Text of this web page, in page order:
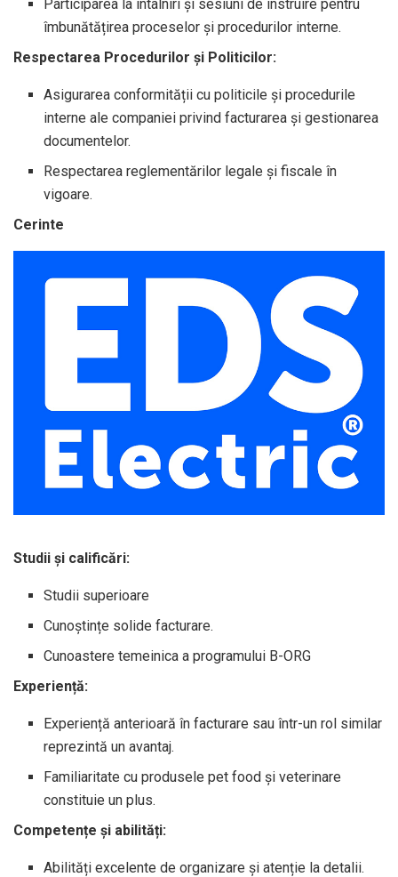
Participarea la întâlniri și sesiuni de instruire pentru
îmbunătățirea proceselor și procedurilor interne.
Respectarea Procedurilor și Politicilor:
Asigurarea conformității cu politicile și procedurile
interne ale companiei privind facturarea și gestionarea
documentelor.
Respectarea reglementărilor legale și fiscale în
vigoare.
Cerinte
Studii și calificări:
Studii superioare
Cunoștințe solide facturare.
Cunoastere temeinica a programului B-ORG
Experiență:
Experiență anterioară în facturare sau într-un rol similar
reprezintă un avantaj.
Familiaritate cu produsele pet food și veterinare
constituie un plus.
Competențe și abilități:
Abilități excelente de organizare și atenție la detalii.